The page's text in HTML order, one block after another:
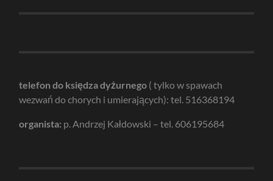
telefon do księdza dyżurnego ( tylko w spawach
wezwań do chorych i umierających): tel. 516368194
organista: p. Andrzej Kałdowski – tel. 606195684